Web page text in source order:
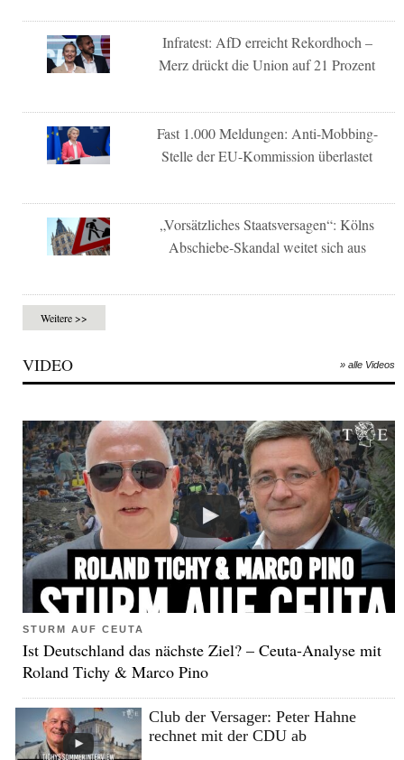
Infratest: AfD erreicht Rekordhoch –
Merz drückt die Union auf 21 Prozent
Fast 1.000 Meldungen: Anti-Mobbing-
Stelle der EU-Kommission überlastet
„Vorsätzliches Staatsversagen“: Kölns
Abschiebe-Skandal weitet sich aus
Weitere >>
VIDEO » alle Videos
STURM AUF CEUTA
Ist Deutschland das nächste Ziel? – Ceuta-Analyse mit
Roland Tichy & Marco Pino
Club der Versager: Peter Hahne
rechnet mit der CDU ab